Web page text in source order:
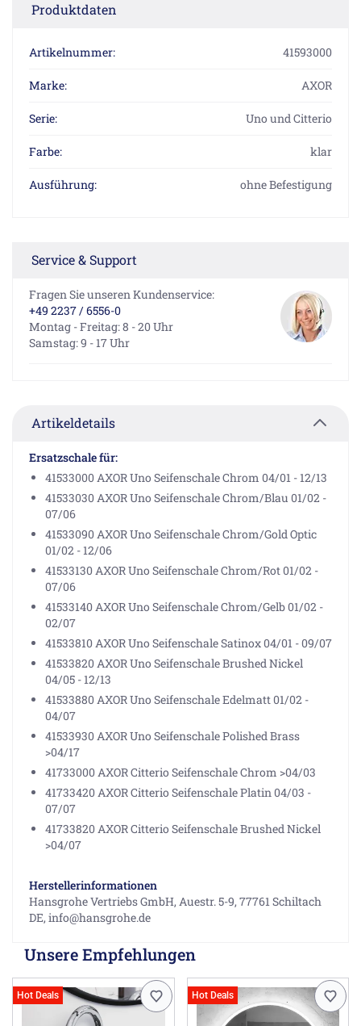
Produktdaten
Artikelnummer: 41593000
Marke: AXOR
Serie: Uno und Citterio
Farbe: klar
Ausführung: ohne Befestigung
Service & Support
Fragen Sie unseren Kundenservice:
+49 2237 / 6556-0
Montag - Freitag: 8 - 20 Uhr
Samstag: 9 - 17 Uhr
Artikeldetails
Ersatzschale für:
41533000 AXOR Uno Seifenschale Chrom 04/01 - 12/13
41533030 AXOR Uno Seifenschale Chrom/Blau 01/02 -
07/06
41533090 AXOR Uno Seifenschale Chrom/Gold Optic
01/02 - 12/06
41533130 AXOR Uno Seifenschale Chrom/Rot 01/02 -
07/06
41533140 AXOR Uno Seifenschale Chrom/Gelb 01/02 -
02/07
41533810 AXOR Uno Seifenschale Satinox 04/01 - 09/07
41533820 AXOR Uno Seifenschale Brushed Nickel
04/05 - 12/13
41533880 AXOR Uno Seifenschale Edelmatt 01/02 -
04/07
41533930 AXOR Uno Seifenschale Polished Brass
>04/17
41733000 AXOR Citterio Seifenschale Chrom >04/03
41733420 AXOR Citterio Seifenschale Platin 04/03 -
07/07
41733820 AXOR Citterio Seifenschale Brushed Nickel
>04/07
Herstellerinformationen
Hansgrohe Vertriebs GmbH, Auestr. 5-9, 77761 Schiltach
DE, info@hansgrohe.de
Unsere Empfehlungen
Hot Deals Hot Deals